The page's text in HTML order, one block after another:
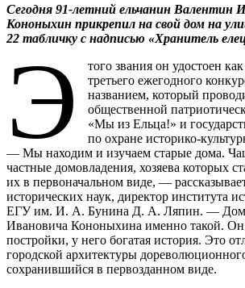
Сегодня 91-летний ельчанин Валентин
Кононыхин прикрепил на свой дом на
22 табличку с надписью «Хранитель
Э
того звания он удостоен
третьего ежегодного
названием, который
общественной
«Мы из Ельца!» и
по охране историко-
— Мы находим и изучаем старые дома.
частные домовладения, хозяева которых
их в первоначальном виде, —
исторических наук, директор института
ЕГУ им. И. А. Бунина Д. А. Ляпин. — Дом
Ивановича Кононыхина именно такой. Он
постройки, у него богатая история. Это
городской архитектуры
сохранившийся в первозданном виде.